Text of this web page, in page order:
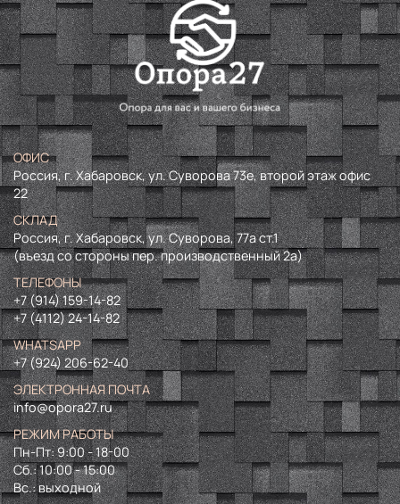
ОФИС
Россия, г. Хабаровск, ул. Суворова 73е, второй этаж офис
22
СКЛАД
Россия, г. Хабаровск, ул. Суворова, 77а ст.1
(въезд со стороны пер. производственный 2а)
ТЕЛЕФОНЫ
+7 (914) 159-14-82
+7 (4112) 24-14-82
WHATSAPP
+7 (924) 206-62-40
ЭЛЕКТРОННАЯ ПОЧТА
info@opora27.ru
РЕЖИМ РАБОТЫ
Пн-Пт: 9:00 - 18-00
Сб.: 10:00 - 15:00
Вс.: выходной